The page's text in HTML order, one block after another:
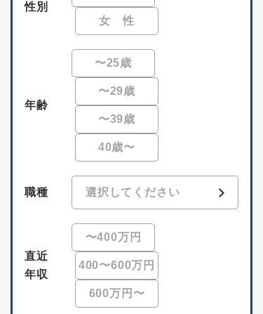
性別
女 性
年齢
〜25歳
〜29歳
〜39歳
40歳〜
職種
直近
年収
〜400万円
400〜600万円
600万円〜